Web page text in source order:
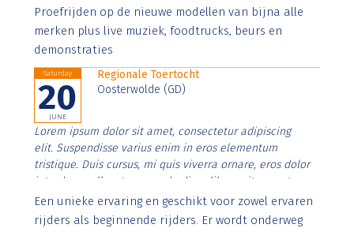
Aenean faucibus nibh et justo cursus id rutrum lorem
imperdiet. Nunc ut sem vitae risus tristique posuere.
Proefrijden op de nieuwe modellen van bijna alle
merken plus live muziek, foodtrucks, beurs en
demonstraties
Saturday
20
JUNE
Regionale Toertocht
Oosterwolde (GD)
Lorem ipsum dolor sit amet, consectetur adipiscing
elit. Suspendisse varius enim in eros elementum
tristique. Duis cursus, mi quis viverra ornare, eros dolor
interdum nulla, ut commodo diam libero vitae erat.
Aenean faucibus nibh et justo cursus id rutrum lorem
imperdiet. Nunc ut sem vitae risus tristique posuere.
Een unieke ervaring en geschikt voor zowel ervaren
rijders als beginnende rijders. Er wordt onderweg